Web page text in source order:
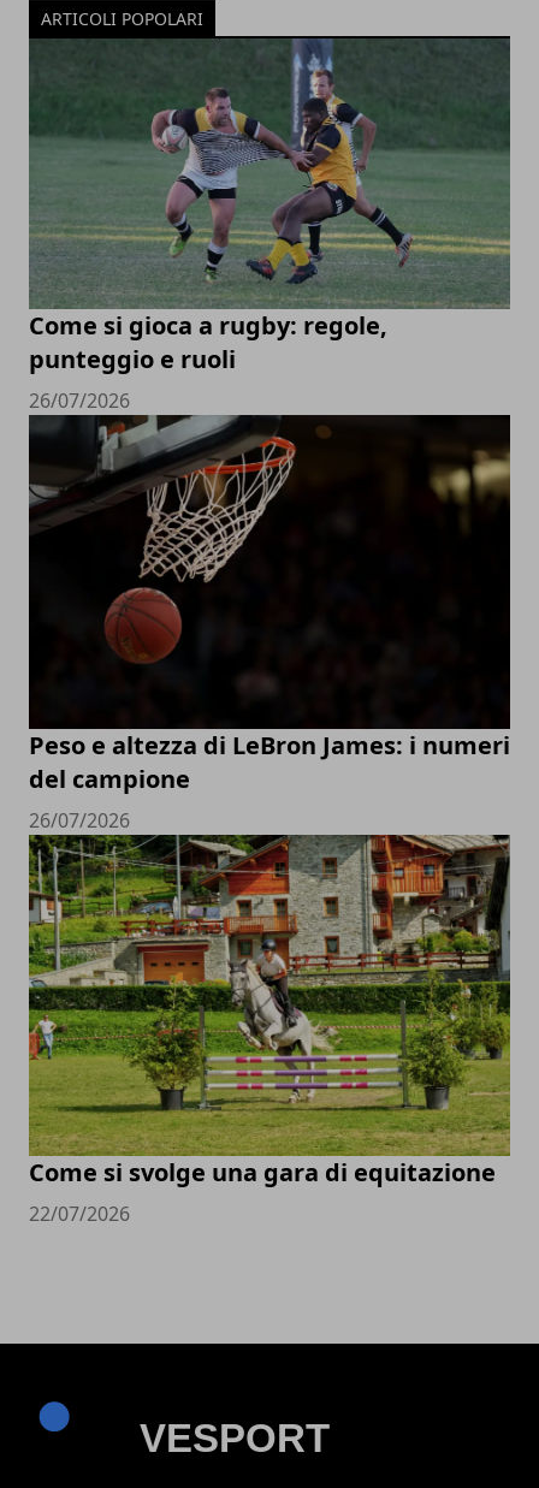
ARTICOLI POPOLARI
Come si gioca a rugby: regole,
punteggio e ruoli
26/07/2026
Peso e altezza di LeBron James: i numeri
del campione
26/07/2026
Come si svolge una gara di equitazione
22/07/2026